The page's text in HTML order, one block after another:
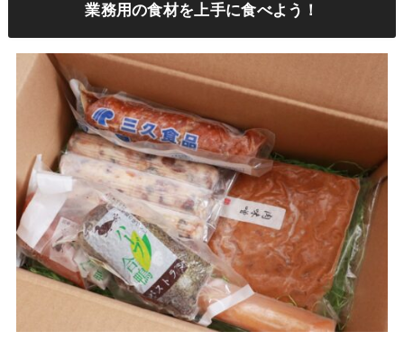
業務用の食材を上手に食べよう！